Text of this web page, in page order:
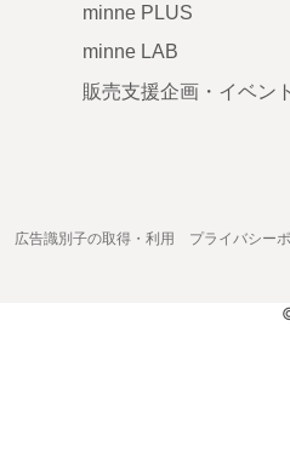
minne PLUS
minne LAB
販売支援企画・イベント
広告識別子の取得・利用 プライバシー